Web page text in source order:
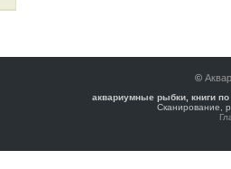
©
аквариумные рыбки, книги
Сканирование,